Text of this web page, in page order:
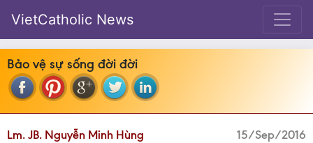
VietCatholic News
Bảo vệ sự sống đời đời
Lm. JB. Nguyễn Minh Hùng 15/Sep/2016